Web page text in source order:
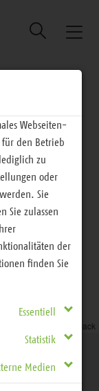
Suche
Terms & Feedback
Webseiten-
für den Betrieb
zu
oder
Sie
Sie zulassen
der
finden Sie
Essentiell
Statistik
Medien